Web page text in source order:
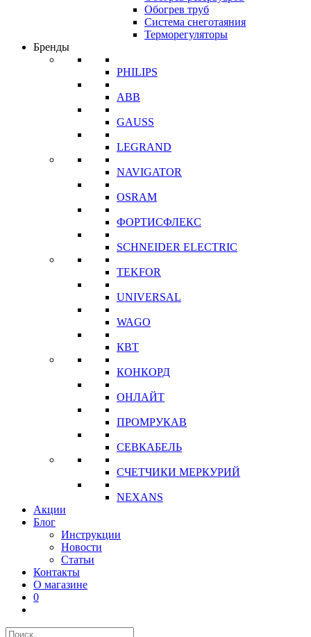
Обогрев труб
Система снеготаяния
Терморегуляторы
Бренды
PHILIPS
ABB
GAUSS
LEGRAND
NAVIGATOR
OSRAM
ФОРТИСФЛЕКС
SCHNEIDER ELECTRIC
TEKFOR
UNIVERSAL
WAGO
КВТ
КОНКОРД
ОНЛАЙТ
ПРОМРУКАВ
СЕВКАБЕЛЬ
СЧЕТЧИКИ МЕРКУРИЙ
NEXANS
Акции
Блог
Инструкции
Новости
Статьи
Контакты
О магазине
0